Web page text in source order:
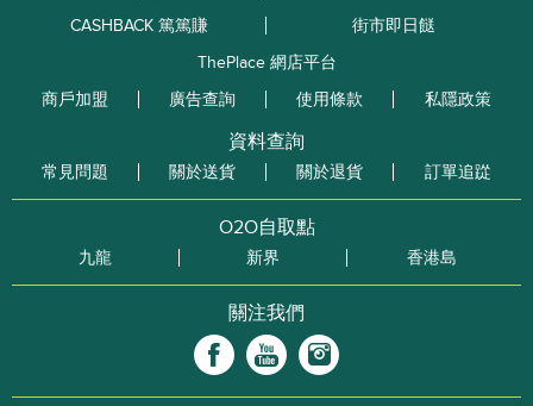
CASHBACK 篤篤賺
街市即日餸
ThePlace 網店平台
商戶加盟
廣告查詢 使用條款 私隱政策
資料查詢
常見問題 關於送貨 關於退貨 訂單追踨
O2O自取點
九龍 新界 香港島
關注我們